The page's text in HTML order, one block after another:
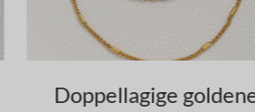
Doppellagige goldene